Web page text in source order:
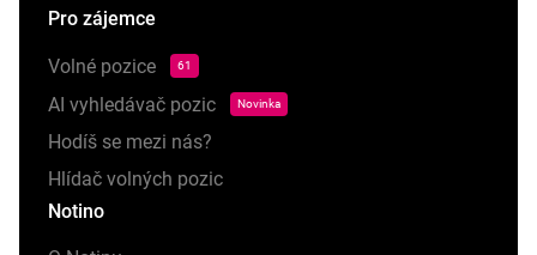
Pro zájemce
Volné pozice 61
AI vyhledávač pozic Novinka
Hodíš se mezi nás?
Hlídač volných pozic
Notino